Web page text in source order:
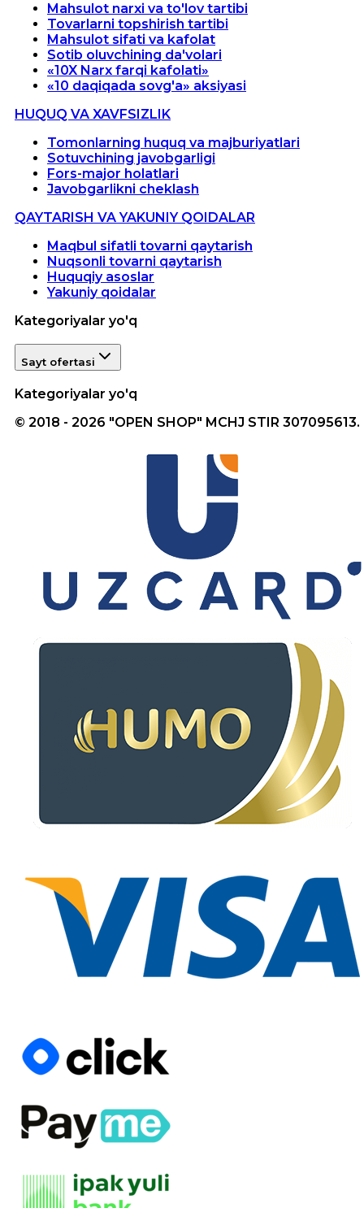
Mahsulot narxi va to'lov tartibi
Tovarlarni topshirish tartibi
Mahsulot sifati va kafolat
Sotib oluvchining da'volari
«10X Narx farqi kafolati»
«10 daqiqada sovg'a» aksiyasi
HUQUQ VA XAVFSIZLIK
Tomonlarning huquq va majburiyatlari
Sotuvchining javobgarligi
Fors-major holatlari
Javobgarlikni cheklash
QAYTARISH VA YAKUNIY QOIDALAR
Maqbul sifatli tovarni qaytarish
Nuqsonli tovarni qaytarish
Huquqiy asoslar
Yakuniy qoidalar
Kategoriyalar yo'q
Sayt ofertasi
Kategoriyalar yo'q
© 2018 - 2026 "OPEN SHOP" MCHJ STIR 307095613.